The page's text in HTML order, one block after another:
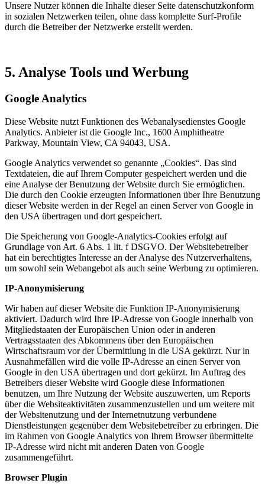
Unsere Nutzer können die Inhalte dieser Seite datenschutzkonform
in sozialen Netzwerken teilen, ohne dass komplette Surf-Profile
durch die Betreiber der Netzwerke erstellt werden.
5. Analyse Tools und Werbung
Google Analytics
Diese Website nutzt Funktionen des Webanalysedienstes Google
Analytics. Anbieter ist die Google Inc., 1600 Amphitheatre
Parkway, Mountain View, CA 94043, USA.
Google Analytics verwendet so genannte „Cookies“. Das sind
Textdateien, die auf Ihrem Computer gespeichert werden und die
eine Analyse der Benutzung der Website durch Sie ermöglichen.
Die durch den Cookie erzeugten Informationen über Ihre Benutzung
dieser Website werden in der Regel an einen Server von Google in
den USA übertragen und dort gespeichert.
Die Speicherung von Google-Analytics-Cookies erfolgt auf
Grundlage von Art. 6 Abs. 1 lit. f DSGVO. Der Websitebetreiber
hat ein berechtigtes Interesse an der Analyse des Nutzerverhaltens,
um sowohl sein Webangebot als auch seine Werbung zu optimieren.
IP-Anonymisierung
Wir haben auf dieser Website die Funktion IP-Anonymisierung
aktiviert. Dadurch wird Ihre IP-Adresse von Google innerhalb von
Mitgliedstaaten der Europäischen Union oder in anderen
Vertragsstaaten des Abkommens über den Europäischen
Wirtschaftsraum vor der Übermittlung in die USA gekürzt. Nur in
Ausnahmefällen wird die volle IP-Adresse an einen Server von
Google in den USA übertragen und dort gekürzt. Im Auftrag des
Betreibers dieser Website wird Google diese Informationen
benutzen, um Ihre Nutzung der Website auszuwerten, um Reports
über die Websiteaktivitäten zusammenzustellen und um weitere mit
der Websitenutzung und der Internetnutzung verbundene
Dienstleistungen gegenüber dem Websitebetreiber zu erbringen. Die
im Rahmen von Google Analytics von Ihrem Browser übermittelte
IP-Adresse wird nicht mit anderen Daten von Google
zusammengeführt.
Browser Plugin